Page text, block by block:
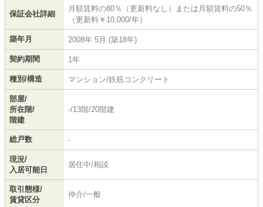
保証会社詳細
月額賃料の80％（更新料なし）または月額賃料の50％
（更新料￥10,000/年）
築年月 2008年 5月 (築18年)
契約期間 1年
種別/構造 マンション/鉄筋コンクリート
部屋/
所在階/
階建
-/13階/20階建
総戸数 -
現況/
入居可能日
居住中/相談
取引態様/
賃貸区分
仲介/一般